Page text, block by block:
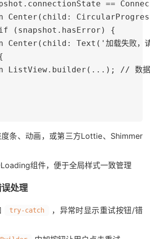
==
Center(child:
(snapshot.hasError) {
Center(child: Text('加载失败，
ListView.builder(...); // 数据
条、动画，或第三方Lottie、Shimmer
组件，便于全局样式一致管理
处理
try-catch
，异常时显示重试按钮/错